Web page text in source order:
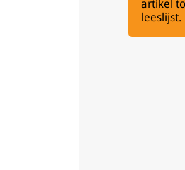
artikel
leeslijst.